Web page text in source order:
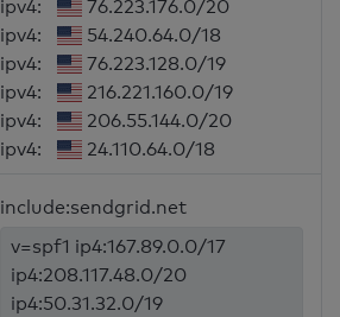
ipv4:
76.223.176.0/20
ipv4:
54.240.64.0/18
ipv4:
76.223.128.0/19
ipv4:
216.221.160.0/19
ipv4:
206.55.144.0/20
ipv4:
24.110.64.0/18
include:sendgrid.net
v=spf1 ip4:167.89.0.0/17
ip4:208.117.48.0/20
ip4:50.31.32.0/19